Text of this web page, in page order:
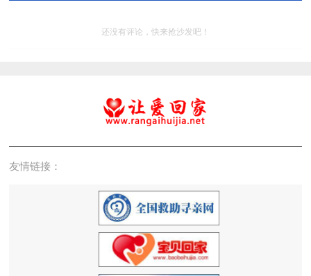
还没有评论，快来抢沙发吧！
友情链接：